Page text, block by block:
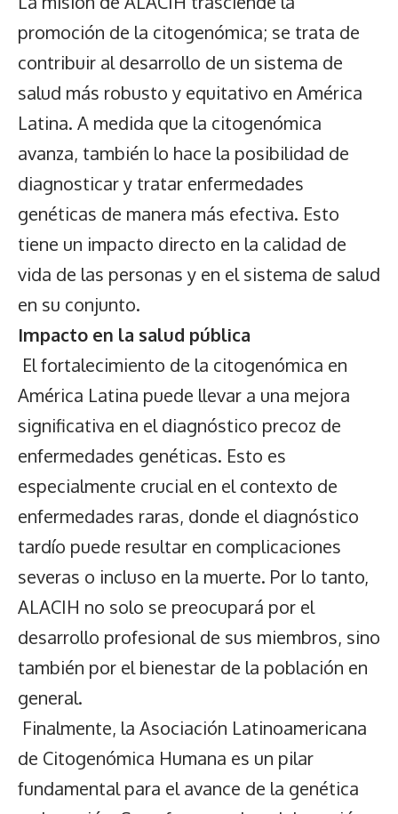
promoción de la citogenómica; se trata de
contribuir al desarrollo de un sistema de
salud más robusto y equitativo en América
Latina. A medida que la citogenómica
avanza, también lo hace la posibilidad de
diagnosticar y tratar enfermedades
genéticas de manera más efectiva. Esto
tiene un impacto directo en la calidad de
vida de las personas y en el sistema de salud
en su conjunto.
Impacto en la salud pública
El fortalecimiento de la citogenómica en
América Latina puede llevar a una mejora
significativa en el diagnóstico precoz de
enfermedades genéticas. Esto es
especialmente crucial en el contexto de
enfermedades raras, donde el diagnóstico
tardío puede resultar en complicaciones
severas o incluso en la muerte. Por lo tanto,
ALACIH no solo se preocupará por el
desarrollo profesional de sus miembros, sino
también por el bienestar de la población en
general.
Finalmente, la Asociación Latinoamericana
de Citogenómica Humana es un pilar
fundamental para el avance de la genética